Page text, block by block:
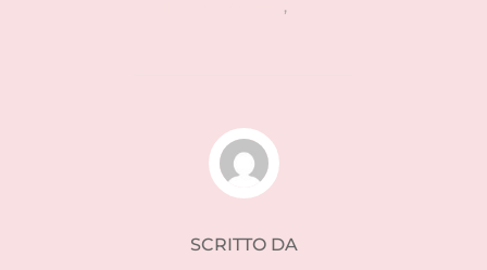
,
AUTORE DELL'ARTICOLO
SCRITTO DA